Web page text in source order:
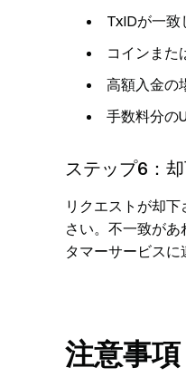
TxIDが一致
コインまた
高額入金の
手数料分の
ステップ6：
リクエストが却
さい。不一致が
タマーサービスに
注意事項